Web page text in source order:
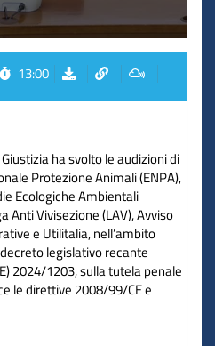
13:00
ha svolto le audizioni di
Protezione Animali (ENPA),
Ecologiche Ambientali
Anti Vivisezione (LAV), Avviso
e Utilitalia, nell’ambito
legislativo recante
2024/1203, sulla tutela penale
le direttive 2008/99/CE e